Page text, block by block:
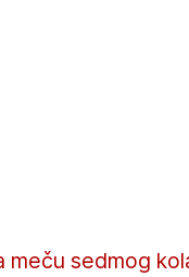
meču sedmog